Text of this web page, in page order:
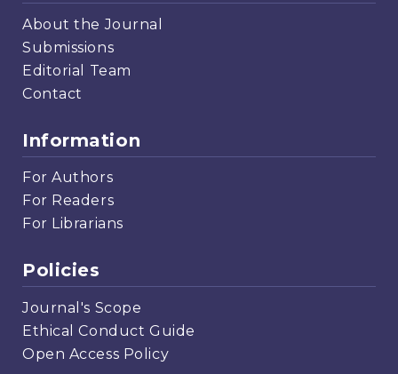
About the Journal
Submissions
Editorial Team
Contact
Information
For Authors
For Readers
For Librarians
Policies
Journal's Scope
Ethical Conduct Guide
Open Access Policy